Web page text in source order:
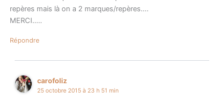
repères mais là on a 2 marques/repères….
MERCI…..
Répondre
carofoliz
25 octobre 2015 à 23 h 51 min